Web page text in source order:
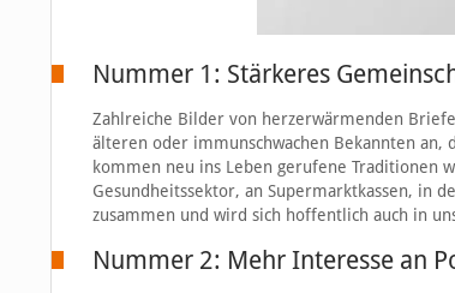
Nummer 1: Stärkeres
Zahlreiche Bilder von herzerwärmenden
älteren oder immunschwachen Bekannten an,
kommen neu ins Leben gerufene Traditionen
Gesundheitssektor, an Supermarktkassen, in
zusammen und wird sich hoffentlich auch in
Nummer 2: Mehr Interesse an